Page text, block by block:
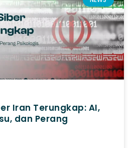
Iran Terungkap: AI,
dan Perang